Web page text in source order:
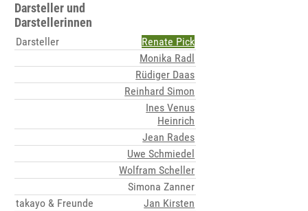
Darsteller und
Darstellerinnen
Darsteller
Renate Pick
Monika Radl
Rüdiger Daas
Reinhard Simon
Ines Venus
Heinrich
Jean Rades
Uwe Schmiedel
Wolfram Scheller
Simona Zanner
takayo & Freunde
Jan Kirsten